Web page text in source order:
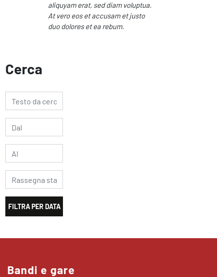
aliquyam erat, sed diam voluptua.
At vero eos et accusam et justo
duo dolores et ea rebum.
Cerca
Bandi e gare